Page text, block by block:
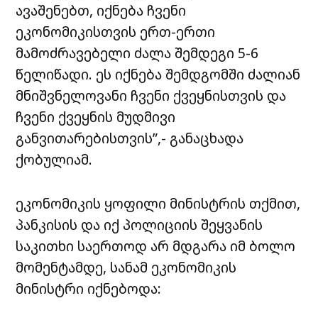
ავაშენებთ, იქნება ჩვენი
ეკონომიკისთვის ერთ-ერთი
მამოძრავებელი ძალა შემდეგი 5-6
წელიწადი. ეს იქნება შემდგომში ძალიან
მნიშვნელოვანი ჩვენი ქვეყნისთვის და
ჩვენი ქვეყნის მუდმივი
განვითარებისთვის”,- განაცხადა
ქობულიამ.
ეკონომიკის ყოფილი მინისტრის თქმით,
პანკისის და იქ პოლიციის შეყვანის
საკითხი საერთოდ არ მდგარა იმ ბოლო
მომენტამდე, სანამ ეკონომიკის
მინისტრი იქნებოდა: